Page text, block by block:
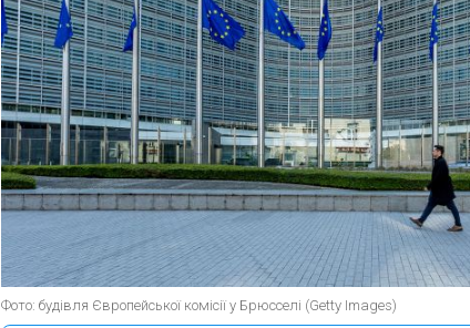
Фото: будівля Європейської комісії у Брюсселі (Getty Images)